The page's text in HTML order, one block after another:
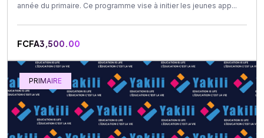
année du primaire. Ce programme vise à initier les jeunes app...
FCFA3,500.00
PRIMAIRE